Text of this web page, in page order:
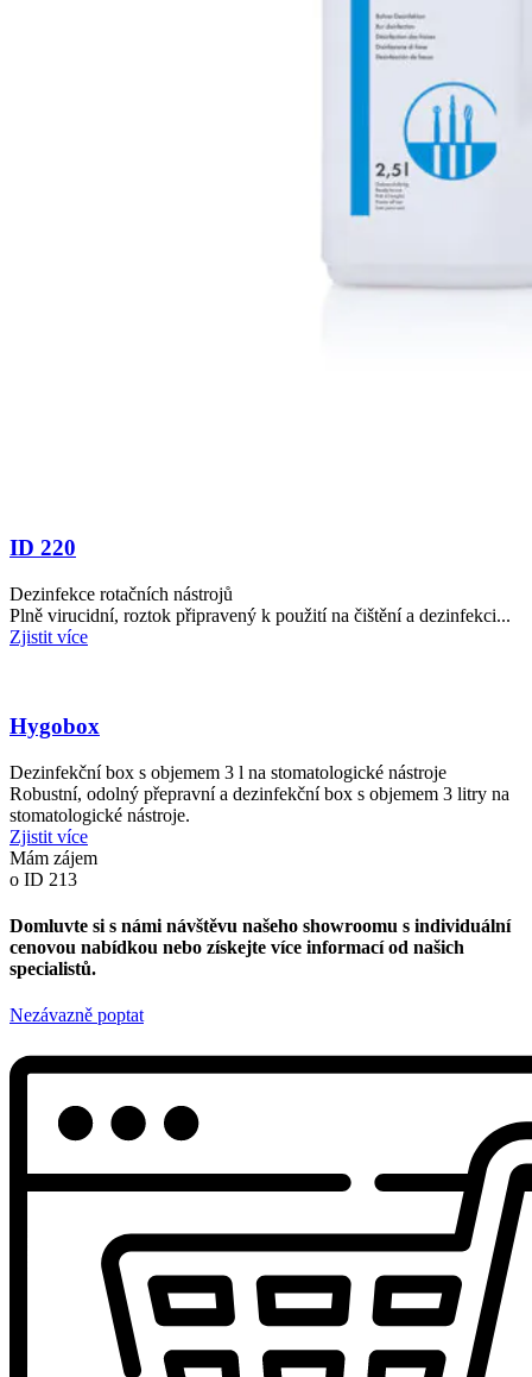
ID 220
Dezinfekce rotačních nástrojů
Plně virucidní, roztok připravený k použití na čištění a dezinfekci...
Zjistit více
Hygobox
Dezinfekční box s objemem 3 l na stomatologické nástroje
Robustní, odolný přepravní a dezinfekční box s objemem 3 litry na
stomatologické nástroje.
Zjistit více
Mám zájem
o ID 213
Domluvte si s námi návštěvu našeho showroomu s individuální
cenovou nabídkou nebo získejte více informací od našich
specialistů.
Nezávazně poptat